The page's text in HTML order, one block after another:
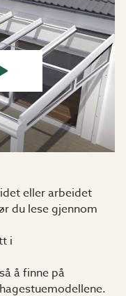
eller arbeidet
du lese gjennom
i
å finne på